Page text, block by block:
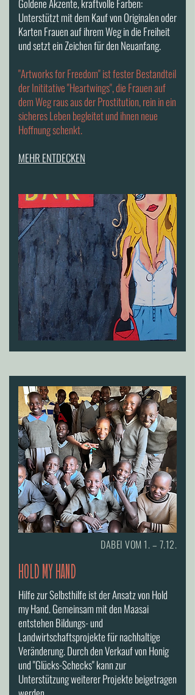
Goldene Akzente, kraftvolle Farben:
Unterstützt mit dem Kauf von Originalen oder
Karten Frauen auf ihrem Weg in die Freiheit
und setzt ein Zeichen für den Neuanfang.
"Artworks for Freedom" ist fester Bestandteil
der Inititative "Heartwings", die Frauen auf
dem Weg raus aus der Prostitution, rein in ein
sicheres Leben begleitet und ihnen neue
Hoffnung schenkt.​
MEHR ENTDECKEN
DABEI VOM 1. – 7.12.
HOLD MY HAND
Hilfe zur Selbsthilfe ist der Ansatz von Hold
my Hand. Gemeinsam mit den Maasai
entstehen Bildungs- und
Landwirtschaftsprojekte für nachhaltige
Veränderung. Durch den Verkauf von Honig
und "Glücks-Schecks" kann zur
Unterstützung weiterer Projekte beigetragen